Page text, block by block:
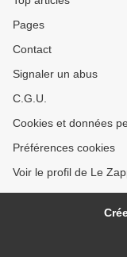
Pages
Contact
Signaler un abus
C.G.U.
Cookies et données
Préférences cookies
Voir le profil de Le